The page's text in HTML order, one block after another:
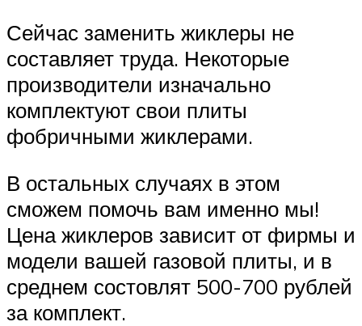
Сейчас заменить жиклеры не
составляет труда. Некоторые
производители изначально
комплектуют свои плиты
фобричными жиклерами.
В остальных случаях в этом
сможем помочь вам именно мы!
Цена жиклеров зависит от фирмы и
модели вашей газовой плиты, и в
среднем состовлят 500-700 рублей
за комплект.